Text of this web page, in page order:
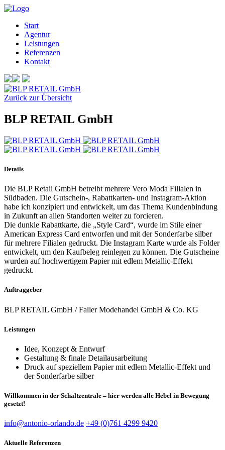
Start
Agentur
Leistungen
Referenzen
Kontakt
Zurück zur Übersicht
BLP RETAIL GmbH
Details
Die BLP Retail GmbH betreibt mehrere Vero Moda Filialen in
Südbaden. Die Gutschein-, Rabattkarten- und Instagram-Aktion
habe ich konzipiert und entwickelt, um das Thema Kundenbindung
in Zukunft an allen Standorten weiter zu forcieren.
Die dunkle Rabattkarte, die „Style Card“, wurde im Stile einer
American Express Card entworfen und mit der Sonderfarbe silber
für mehrere Filialen gedruckt. Die Instagram Karte wurde als Folder
entwickelt, um den Kaufbeleg reinlegen zu können. Die Gutscheine
wurden auf hochwertigem Papier mit edlem Metallic-Effekt
gedruckt.
Auftraggeber
BLP RETAIL GmbH / Faller Modehandel GmbH & Co. KG
Leistungen
Idee, Konzept & Entwurf
Gestaltung & finale Detailausarbeitung
Druck auf speziellem Papier mit edlem Metallic-Effekt und
der Sonderfarbe silber
Willkommen in der Schaltzentrale – hier werden alle Hebel in Bewegung
gesetzt!
info@antonio-orlando.de +49 (0)761 4299 9420
Aktuelle Referenzen